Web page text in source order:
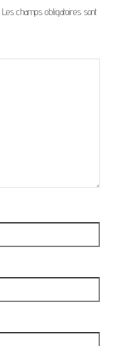
Les champs obligatoires sont